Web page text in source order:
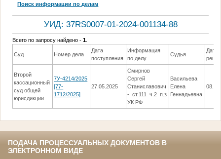
Поиск информации по делам
УИД: 37RS0007-01-2024-001134-88
Всего по запросу найдено -1
Суд Номер дела
Дата
поступления
Информация
по делу
Судья
Дата
Второй
кассационный
суд общей
юрисдикции
7У-4214/2025
[77-
1712/2025]
27.05.2025
Смирнов
Сергей
Станиславович
- ст.111 ч.2 п.з
УК РФ
Васильева
Елена
Геннадьевна
ПОДАЧА ПРОЦЕССУАЛЬНЫХ ДОКУМЕНТОВ В
ЭЛЕКТРОННОМ ВИДЕ